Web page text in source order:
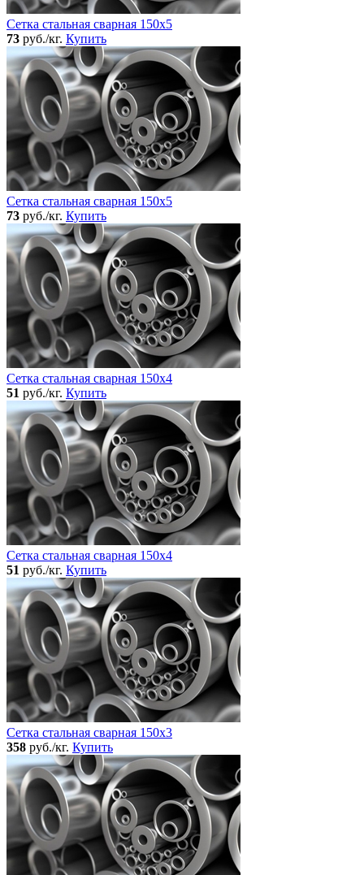
Сетка стальная сварная 150x5
73 руб./кг. Купить
Сетка стальная сварная 150x5
73 руб./кг. Купить
Сетка стальная сварная 150x4
51 руб./кг. Купить
Сетка стальная сварная 150x4
51 руб./кг. Купить
Сетка стальная сварная 150x3
358 руб./кг. Купить